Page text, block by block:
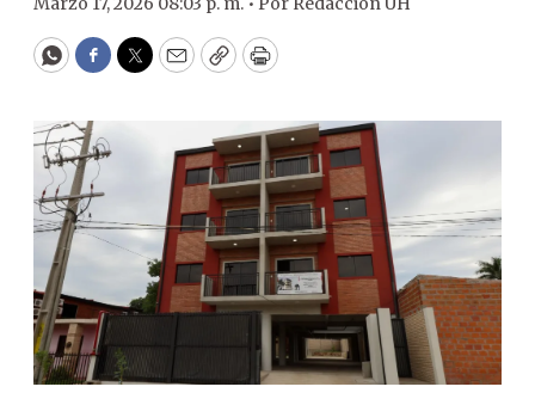
WhatsApp
Facebook
Twitter
EmailCopyPrint